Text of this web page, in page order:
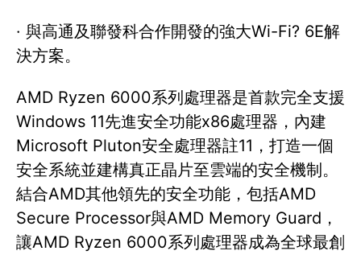
· 與高通及聯發科合作開發的強大Wi-Fi? 6E解
決方案。
AMD Ryzen 6000系列處理器是首款完全支援
Windows 11先進安全功能x86處理器，內建
Microsoft Pluton安全處理器註11，打造一個
安全系統並建構真正晶片至雲端的安全機制。
結合AMD其他領先的安全功能，包括AMD
Secure Processor與AMD Memory Guard，
讓AMD Ryzen 6000系列處理器成為全球最創